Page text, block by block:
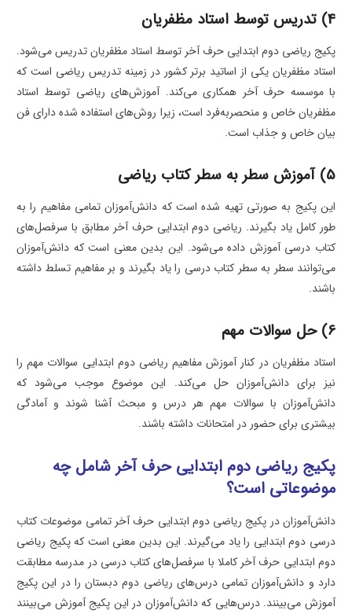
4) تدریس توسط استاد مظفریان
پکیج ریاضی دوم ابتدایی حرف آخر توسط استاد مظفریان تدریس می‌شود.
استاد مظفریان یکی از اساتید برتر کشور در زمینه تدریس ریاضی است که
با موسسه حرف آخر همکاری می‌کند. آموزش‌های ریاضی توسط استاد
مظفریان خاص و منحصربه‌فرد است، زیرا روش‌های استفاده شده دارای فن
بیان خاص و جذاب است.
5) آموزش سطر به سطر کتاب ریاضی
این پکیج به صورتی تهیه شده است که دانش‌آموزان تمامی مفاهیم را به
طور کامل یاد بگیرند. ریاضی دوم ابتدایی حرف آخر مطابق با سرفصل‌های
کتاب درسی آموزش داده می‌شود. این بدین معنی است که دانش‌آموزان
می‌توانند سطر به سطر کتاب درسی را یاد بگیرند و بر مفاهیم تسلط داشته
باشند.
6) حل سوالات مهم
استاد مظفریان در کنار آموزش مفاهیم ریاضی دوم ابتدایی سوالات مهم را
نیز برای دانش‌آموزان حل می‌کند. این موضوع موجب می‌شود که
دانش‌آموزان با سوالات مهم هر درس و مبحث آشنا شوند و آمادگی
بیشتری برای حضور در امتحانات داشته باشند.
پکیج ریاضی دوم ابتدایی حرف آخر شامل چه
موضوعاتی است؟
دانش‌آموزان در پکیج ریاضی دوم ابتدایی حرف آخر تمامی موضوعات کتاب
درسی دوم ابتدایی را یاد می‌گیرند. این بدین معنی است که پکیج ریاضی
دوم ابتدایی حرف آخر کاملا با سرفصل‌های کتاب درسی در مدرسه مطابقت
دارد و دانش‌آموزان تمامی درس‌های ریاضی دوم دبستان را در این پکیج
آموزش می‌بینند. درس‌هایی که دانش‌آموزان در این پکیج آموزش می‌بینند